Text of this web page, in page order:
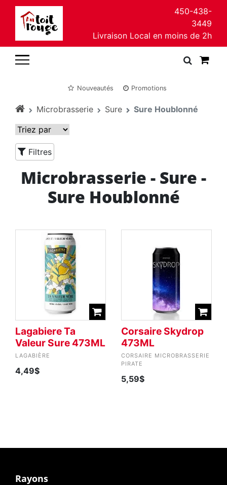
450-438-
3449
Livraison Local en moins de 2h
Nouveautés Promotions
Microbrasserie Sure Sure Houblonné
Filtres
Microbrasserie - Sure -
Sure Houblonné
Lagabiere Ta
Valeur Sure 473ML
LAGABIÈRE
4,49$
Corsaire Skydrop
473ML
CORSAIRE MICROBRASSERIE
PIRATE
5,59$
Rayons